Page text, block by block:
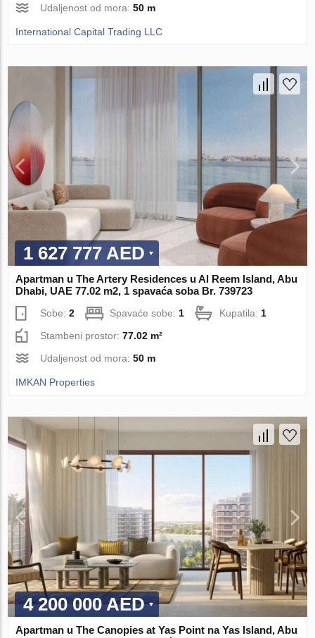
Udaljenost od mora:50 m
International Capital Trading LLC
1 627 777 AED
Apartman u The Artery Residences u Al Reem Island, Abu
Dhabi, UAE 77.02 m2, 1 spavaća soba Br. 739723
Sobe:2 Spavaće sobe:1 Kupatila:1
Stambeni prostor:77.02 m²
Udaljenost od mora:50 m
IMKAN Properties
4 200 000 AED
Apartman u The Canopies at Yas Point na Yas Island, Abu